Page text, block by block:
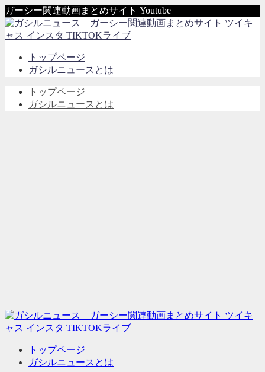
ガーシー関連動画まとめサイト Youtube
トップページ
ガシルニュースとは
トップページ
ガシルニュースとは
トップページ
ガシルニュースとは